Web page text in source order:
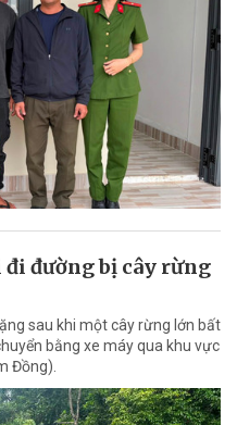
đi đường bị cây rừng
sau khi một cây rừng lớn bất
bằng xe máy qua khu vực
Đồng).